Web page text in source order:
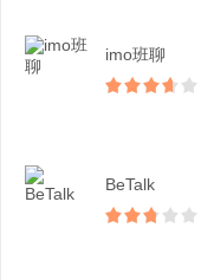
imo班聊
BeTalk